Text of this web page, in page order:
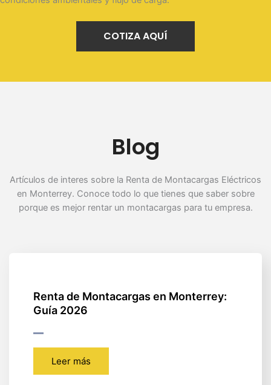
COTIZA AQUÍ
Blog
Artículos de interes sobre la Renta de Montacargas Eléctricos
en Monterrey. Conoce todo lo que tienes que saber sobre
porque es mejor rentar un montacargas para tu empresa.
Renta de Montacargas en Monterrey:
Guía 2026
Leer más